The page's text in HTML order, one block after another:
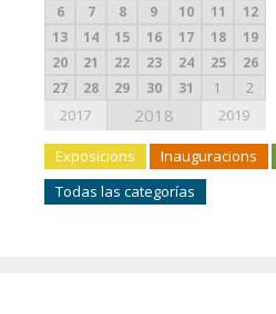
6
7 8 9 10 11
12
13
14 15 16 17 18
19
20
21 22 23 24 25
26
27
28 29 30 31 1 2
2017 2018 2019
Exposicions Inauguracions
Todas las categorías